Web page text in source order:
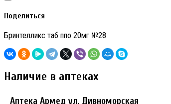
Поделиться
Бринтелликс таб ппо 20мг №28
Наличие в аптеках
Аптека Армед ул. Дивноморская